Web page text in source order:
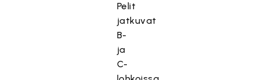
Pelit
jatkuvat
B-
ja
C-